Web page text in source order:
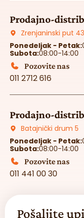
Prodajno-
Zrenjaninski put
Ponedeljak - Petak:
Subota:08:00-14:00
Pozovite nas
011 2712 616
Prodajno-
Batajnički drum 5
Ponedeljak - Petak:
Subota:08:00-14:00
Pozovite nas
011 441 00 30
Pošaljite